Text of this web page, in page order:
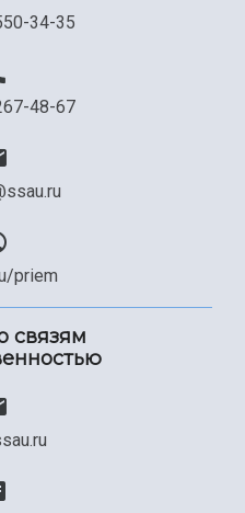
34-35
48-67
priem
связям